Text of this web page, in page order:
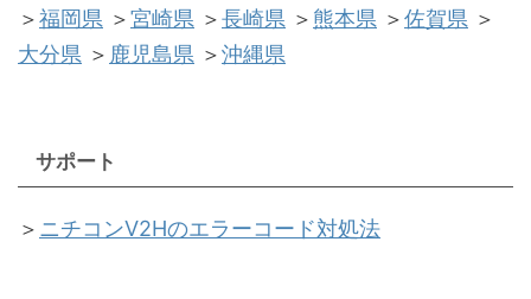
＞福岡県 ＞宮崎県 ＞長崎県 ＞ 熊本県 ＞佐賀県 ＞
大分県 ＞ 鹿児島県 ＞沖縄県
サポート
＞ ニチコンV2Hのエラーコード対処法